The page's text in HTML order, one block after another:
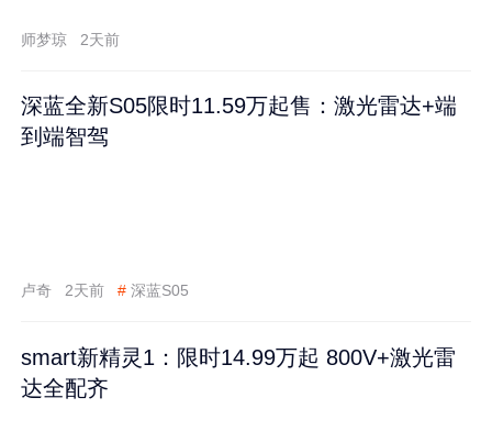
师梦琼 2天前
深蓝全新S05限时11.59万起售：激光雷达+端
到端智驾
卢奇 2天前 # 深蓝S05
smart新精灵1：限时14.99万起 800V+激光雷
达全配齐